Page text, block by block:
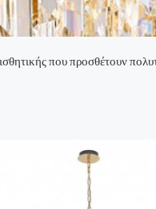
που προσθέτουν